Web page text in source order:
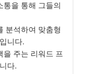
통을 통해 그들의
분석하여 맞춤형
니다.
을 주는 리워드 프
다.